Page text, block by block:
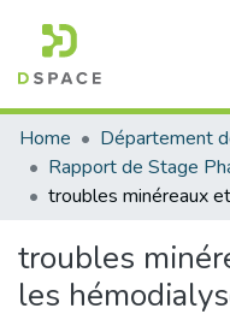
Communities & Collections
All of DSpace
Statistics
Home
Département
troubles
les